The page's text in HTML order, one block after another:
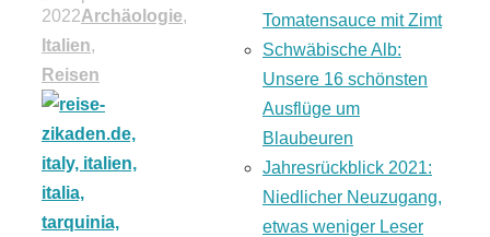
2022Archäologie,
Italien,
Reisen
Tomatensauce mit Zimt
Schwäbische Alb:
Unsere 16 schönsten
Ausflüge um
Blaubeuren
Jahresrückblick 2021:
Niedlicher Neuzugang,
etwas weniger Leser